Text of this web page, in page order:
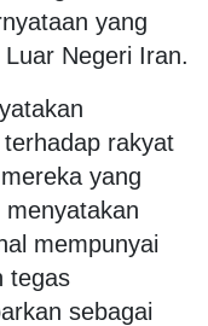
yang
Negeri Iran.
rakyat
yang
mempunyai
tegas
sebagai